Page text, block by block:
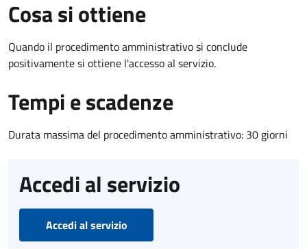
Cosa si ottiene
Quando il procedimento amministrativo si conclude
positivamente si ottiene l'accesso al servizio.
Tempi e scadenze
Durata massima del procedimento amministrativo: 30 giorni
Accedi al servizio
Accedi al servizio